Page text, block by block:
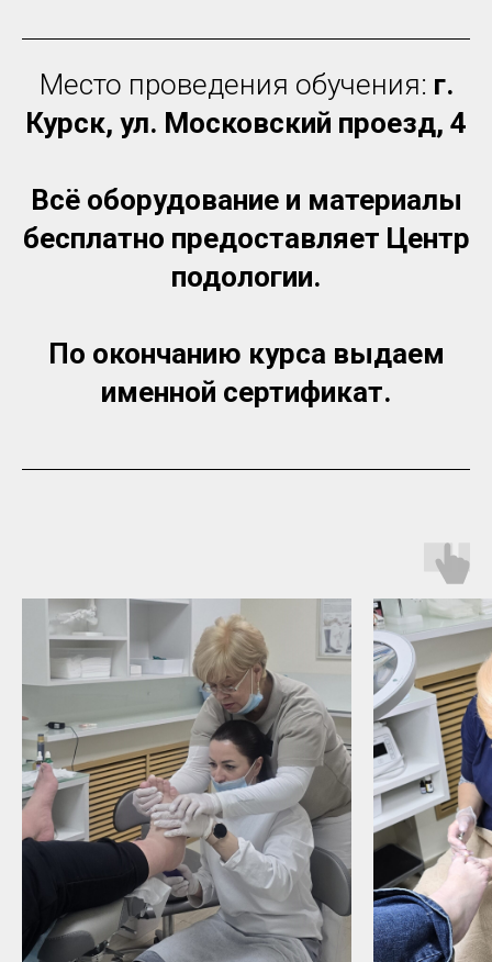
Место проведения обучения: г.
Курск, ул. Московский проезд, 4
Всё оборудование и материалы
бесплатно предоставляет Центр
подологии.
По окончанию курса выдаем
именной сертификат.